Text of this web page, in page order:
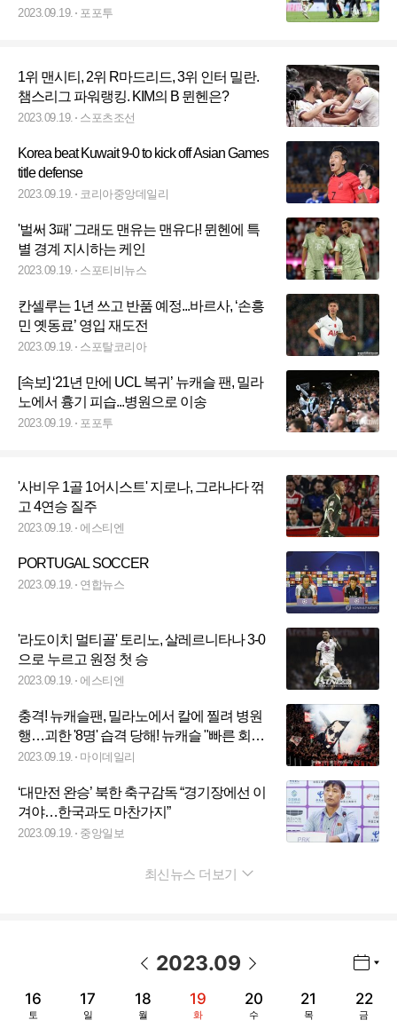
2023.09.19. 포포투
1위 맨시티, 2위 R마드리드, 3위 인터 밀란.
챔스리그 파워랭킹. KIM의 B 뮌헨은?
2023.09.19. 스포츠조선
Korea beat Kuwait 9-0 to kick off Asian Games
title defense
2023.09.19. 코리아중앙데일리
'벌써 3패' 그래도 맨유는 맨유다! 뮌헨에 특
별 경계 지시하는 케인
2023.09.19. 스포티비뉴스
칸셀루는 1년 쓰고 반품 예정...바르사, ‘손흥
민 옛동료’ 영입 재도전
2023.09.19. 스포탈코리아
[속보] ‘21년 만에 UCL 복귀’ 뉴캐슬 팬, 밀라
노에서 흉기 피습...병원으로 이송
2023.09.19. 포포투
'사비우 1골 1어시스트' 지로나, 그라나다 꺾
고 4연승 질주
2023.09.19. 에스티엔
PORTUGAL SOCCER
2023.09.19. 연합뉴스
'라도이치 멀티골' 토리노, 살레르니타나 3-0
으로 누르고 원정 첫 승
2023.09.19. 에스티엔
충격! 뉴캐슬팬, 밀라노에서 칼에 찔려 병원
행…괴한 '8명' 습격 당해! 뉴캐슬 "빠른 회복
기원한다"
2023.09.19. 마이데일리
‘대만전 완승’ 북한 축구감독 “경기장에선 이
겨야…한국과도 마찬가지”
2023.09.19. 중앙일보
최신뉴스 더보기
2023.09
16
토
17
일
18
월
19
화
20
수
21
목
22
금